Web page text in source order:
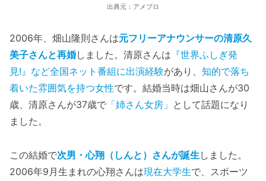
出典元：アメブロ
2006年、畑山隆則さんは元フリーアナウンサーの清原久
美子さんと再婚しました。清原さんは 『世界ふしぎ発
見!』など全国ネット番組に出演経験があり、 知的で落ち
着いた雰囲気を持つ女性です。結婚当時は畑山さんが30
歳、清原さんが37歳で 「姉さん女房」 として話題になり
ました。
この結婚で次男・心翔（しんと）さんが誕生 しました。
2006年9月生まれの心翔さんは現在大学生で、スポーツ